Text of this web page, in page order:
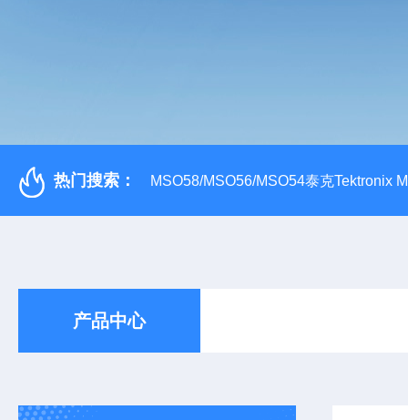
热门搜索： MSO58/MSO56/MSO54泰克Tektronix
产品中心